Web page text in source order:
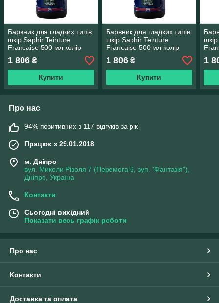
Барвник для гладких типів
шкір Saphir Teinture
Francaise 500 мл колір
червоний (11)
1 806 ₴
Купити
Барвник для гладких типів
шкір Saphir Teinture
Francaise 500 мл колір
пурпурний (62)
1 806₴
Купити
1
Про нас
94% позитивних з 117 відгуків за рік
Працює з 29.01.2018
м. Дніпро
вул. Миколи Різоля 7 (Перемога 6, зуп. "Фантазія"),
Дніпро, Україна
Контакти
Сьогодні вихідний
Показати весь графік роботи
Про нас
Контакти
Доставка та оплата